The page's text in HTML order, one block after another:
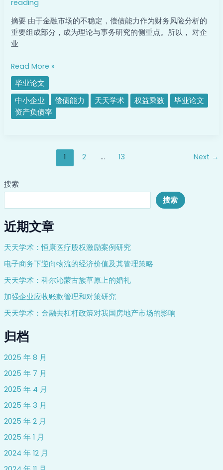
搜索
搜索
近期文章
天天学术：恒康医疗股权激励案例研究
电子商务下逆向物流的经济价值及其管理策略
天天学术：科尔沁蒙古族草原上的婚礼
加强企业应收账款管理和对策研究
天天学术：金融去杠杆政策对我国房地产市场的影响
归档
2025 年 8 月
2025 年 7 月
2025 年 4 月
2025 年 3 月
2025 年 2 月
2025 年 1 月
2024 年 12 月
reading
摘要 由于金融市场的不稳定，偿债能力作为财务风险分析的
重要组成部分，成为理论与事务研究的侧重点。所以， 对企
业
债
能
力
分
Read More »
毕业论文
中小企业
偿债能力 天天学术 权益乘数
毕业论文
资产负债率
1 2 … 13 Next →